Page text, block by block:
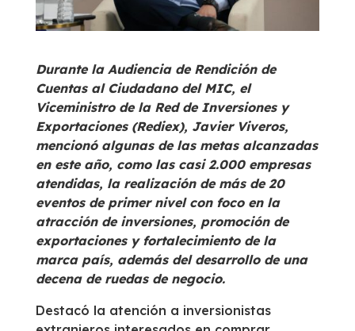
Durante la Audiencia de Rendición de
Cuentas al Ciudadano del MIC, el
Viceministro de la Red de Inversiones y
Exportaciones (Rediex), Javier Viveros,
mencionó algunas de las metas alcanzadas
en este año, como las casi 2.000 empresas
atendidas, la realización de más de 20
eventos de primer nivel con foco en la
atracción de inversiones, promoción de
exportaciones y fortalecimiento de la
marca país, además del desarrollo de una
decena de ruedas de negocio.
Destacó la atención a inversionistas